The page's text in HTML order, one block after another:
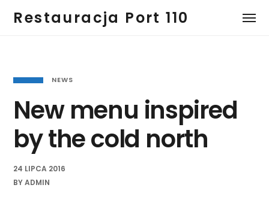
Restauracja Port 110
NEWS
New menu inspired
by the cold north
24 LIPCA 2016
BYADMIN